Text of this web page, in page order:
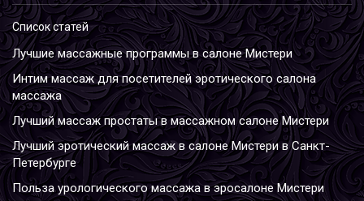
Список статей
Лучшие массажные программы в салоне Мистери
Интим массаж для посетителей эротического салона
массажа
Лучший массаж простаты в массажном салоне Мистери
Лучший эротический массаж в салоне Мистери в Санкт-
Петербурге
Польза урологического массажа в эросалоне Мистери